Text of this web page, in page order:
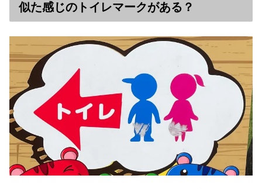
似た感じのトイレマークがある？